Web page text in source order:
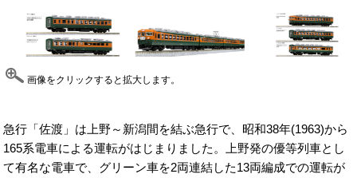
画像をクリックすると拡大します。
急行「佐渡」は上野～新潟間を結ぶ急行で、昭和38年(1963)から
165系電車による運転がはじまりました。上野発の優等列車とし
て有名な電車で、グリーン車を2両連結した13両編成での運転が